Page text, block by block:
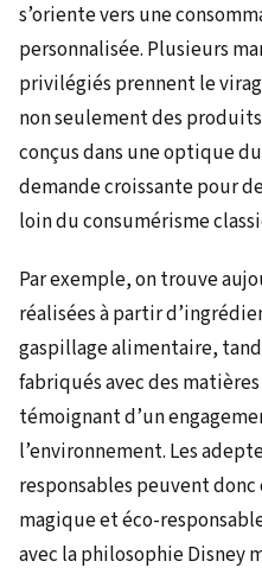
s’oriente vers une
personnalisée. Plusieurs
privilégiés prennent le
non seulement des
conçus dans une optique
demande croissante pour
loin du consumérisme
Par exemple, on trouve
réalisées à partir
gaspillage alimentaire,
fabriqués avec des
témoignant d’un
l’environnement. Les
responsables peuvent donc
magique et éco-
avec la philosophie Disney